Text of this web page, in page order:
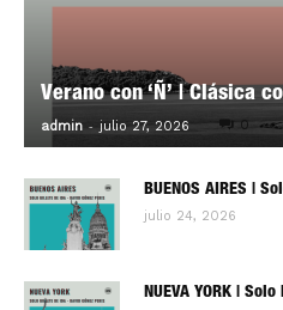
Verano con ‘Ñ’ | Clásica
admin - julio 27, 2026 0
BUENOS AIRES |
julio 24, 2026
NUEVA YORK |